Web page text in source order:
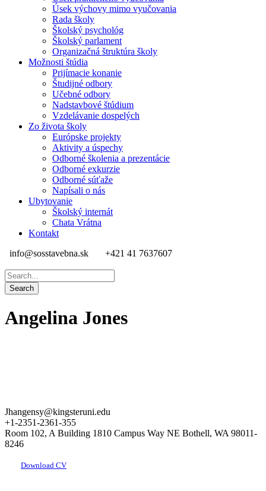
Úsek výchovy mimo vyučovania
Rada školy
Školský psychológ
Školský parlament
Organizačná štruktúra školy
Možnosti štúdia
Prijímacie konanie
Študijné odbory
Učebné odbory
Nadstavbové štúdium
Vzdelávanie dospelých
Zo života školy
Európske projekty
Aktivity a úspechy
Odborné školenia a prezentácie
Odborné exkurzie
Odborné súťaže
Napísali o nás
Ubytovanie
Školský internát
Chata Vrátna
Kontakt
info@sosstavebna.sk
+421 41 7637607
Angelina Jones
Jhangensy@kingsteruni.edu
+1-2351-2361-355
Room 102, A Building 1810 Campus Way NE Bothell, WA 98011-
8246
Download CV